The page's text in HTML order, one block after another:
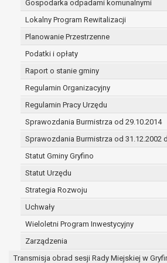
Gospodarka odpadami komunalnymi
Lokalny Program Rewitalizacji
Planowanie Przestrzenne
Podatki i opłaty
Raport o stanie gminy
Regulamin Organizacyjny
Regulamin Pracy Urzędu
Sprawozdania Burmistrza od 29.10.2014
Sprawozdania Burmistrza od 31.12.2002
Statut Gminy Gryfino
Statut Urzędu
Strategia Rozwoju
Uchwały
Wieloletni Program Inwestycyjny
Zarządzenia
Transmisja obrad sesji Rady Miejskiej w
(merytorycznych), a także
zadań zleconych przez
nadrzędne wobec Gminy;
zawarcia i realizacji umów;
ochrony żywotnych
dane dotyczą, lub innej
wykonania zadania
interesie publicznym lub
sprawowania władzy
powierzonej
w pozostałych
przetwarzane są
wcześniej udzielonej
określonym w treści zgody.
W związku z przetwarzaniem
wskazanym w pkt. 3, dane
udostępniane innym
kategoriom odbiorców danych
Odbiorcami mogą być:
podmioty, które